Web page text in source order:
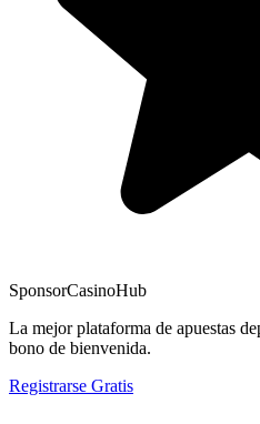
SponsorCasinoHub
La mejor plataforma de apuestas
bono de bienvenida.
Registrarse Gratis